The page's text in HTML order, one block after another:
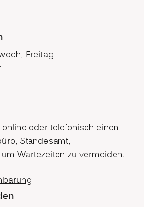
Freitag
oder telefonisch einen
Standesamt,
Wartezeiten zu vermeiden.